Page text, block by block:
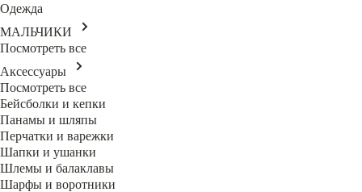
Одежда
МАЛЬЧИКИ
Посмотреть все
Аксессуары
Посмотреть все
Бейсболки и кепки
Панамы и шляпы
Перчатки и варежки
Шапки и ушанки
Шлемы и балаклавы
Шарфы и воротники